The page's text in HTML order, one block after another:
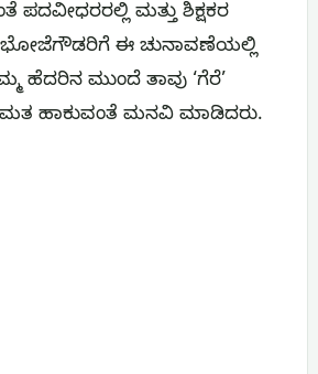
ಮತ್ತು ಶಿಕ್ಷಕರ
ಈ ಚುನಾವಣೆಯಲ್ಲಿ
ಹೆದರಿನ ಮುಂದೆ ತಾವು ‘ಗೆರೆ’
ಹಾಕುವಂತೆ ಮನವಿ ಮಾಡಿದರು.